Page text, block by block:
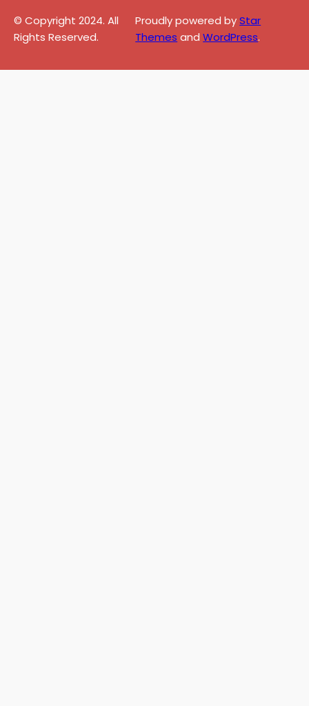
© Copyright 2024. All
Rights Reserved.
Proudly powered byStar
Themes andWordPress.